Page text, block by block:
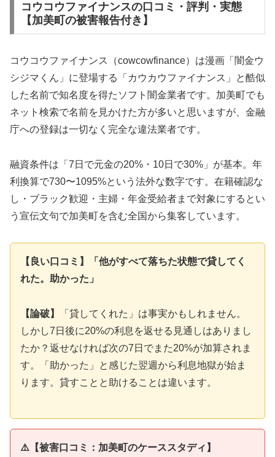
コウコウファイナンスの口コミ・評判・実態
【加美町の被害報告付き】
コウコウファイナンス（cowcowfinance）は漫画「闇金ウ
シジマくん」に登場する「カウカウファイナンス」と酷似
した名前で知名度を得たソフト闇金業者です。加美町でも
ネット検索で名前を見かけた方が多いと思いますが、金融
庁への登録は一切なく完全な違法業者です。
融資条件は「7日で元金の20%・10日で30%」が基本。年
利換算で730〜1095%という法外な数字です。在籍確認な
し・ブラック歓迎・主婦・年金受給者まで対象にするとい
う宣伝文句で加美町を含む全国から集客しています。
【良い口コミ】「他がすべて落ちた状態で貸してく
れた。助かった」
【論破】
「貸してくれた」は事実かもしれません。
しかし7日後に20%の利息を返せる見通しはありまし
たか？返せなければ次の7日でまた20%が加算されま
す。「助かった」と感じた翌週から利息地獄が始ま
ります。貸すことと助けることは違います。
⚠️【被害口コミ：加美町のケーススタディ】